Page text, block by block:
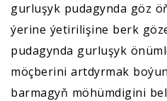
gurluşyk pudagynda göz
ýerine ýetirilişine berk
pudagynda gurluşyk
möçberini artdyrmak
barmagyň möhümdigini